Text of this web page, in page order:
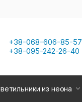
+38-068-606-85-57
+38-095-242-26-40
из неона